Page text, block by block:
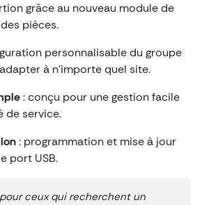
grâce au nouveau module de
pièces.
personnalisable du groupe
à n’importe quel site.
: conçu pour une gestion facile
de service.
: programmation et mise à jour
port USB.
ceux qui recherchent un